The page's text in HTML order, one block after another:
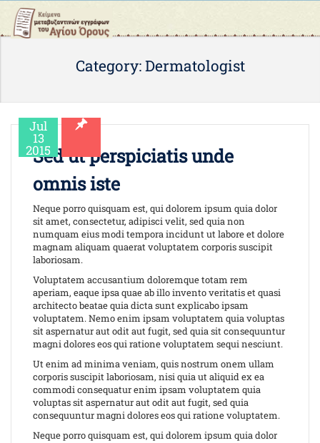
Category: Dermatologist
Jul
13
2015
Sed ut perspiciatis unde
omnis iste
Neque porro quisquam est, qui dolorem ipsum quia dolor
sit amet, consectetur, adipisci velit, sed quia non
numquam eius modi tempora incidunt ut labore et dolore
magnam aliquam quaerat voluptatem corporis suscipit
laboriosam.
Voluptatem accusantium doloremque totam rem
aperiam, eaque ipsa quae ab illo invento veritatis et quasi
architecto beatae quia dicta sunt explicabo ipsam
voluptatem. Nemo enim ipsam voluptatem quia voluptas
sit aspernatur aut odit aut fugit, sed quia sit consequuntur
magni dolores eos qui ratione voluptatem sequi nesciunt.
Ut enim ad minima veniam, quis nostrum onem ullam
corporis suscipit laboriosam, nisi quia ut aliquid ex ea
commodi consequatur enim ipsam voluptatem quia
voluptas sit aspernatur aut odit aut fugit, sed quia
consequuntur magni dolores eos qui ratione voluptatem.
Neque porro quisquam est, qui dolorem ipsum quia dolor